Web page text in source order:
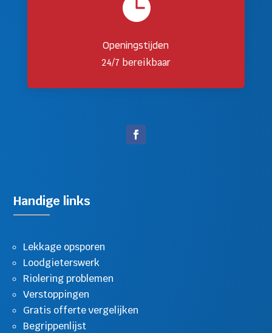

Openingstijden
24/7 bereikbaar
Handige links
Lekkage opsporen
Loodgieterswerk
Riolering problemen
Verstoppingen
Gratis offerte vergelijken
Begrippenlijst